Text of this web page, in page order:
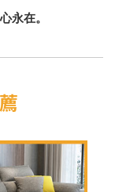
永在。